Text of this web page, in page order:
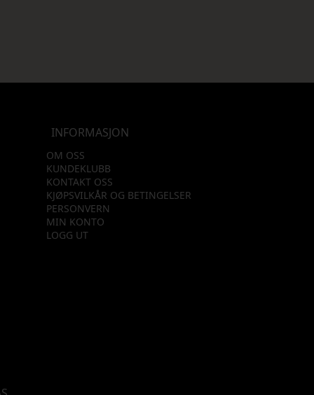
INFORMASJON
OM OSS
KUNDEKLUBB
KONTAKT OSS
KJØPSVILKÅR OG BETINGELSER
PERSONVERN
MIN KONTO
LOGG UT